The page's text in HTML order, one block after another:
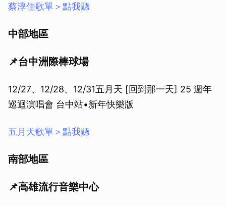
蔡淳佳歌單＞點我聽
中部地區
📌台中洲際棒球場
12/27、12/28、12/31五月天 [回到那一天] 25 週年
巡迴演唱會 台中站•新年快樂版
五月天歌單＞點我聽
南部地區
📌高雄流行音樂中心